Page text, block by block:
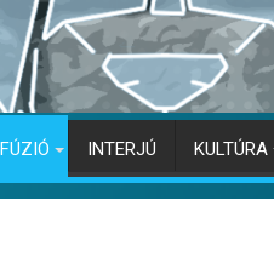
FÚZIÓ INTERJÚ KULTÚRA